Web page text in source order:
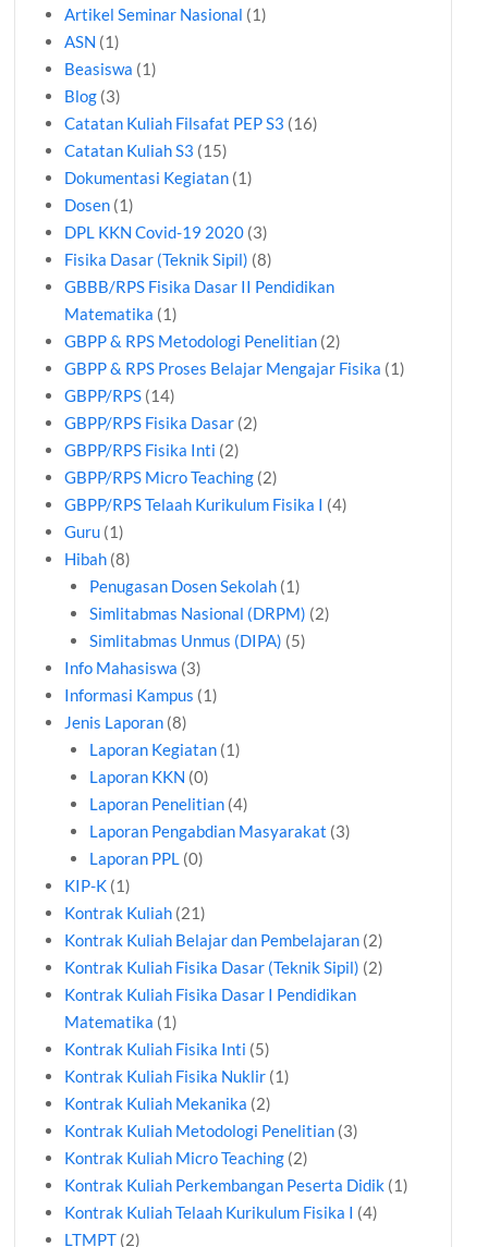
Artikel Seminar Nasional (1)
ASN (1)
Beasiswa (1)
Blog (3)
Catatan Kuliah Filsafat PEP S3 (16)
Catatan Kuliah S3 (15)
Dokumentasi Kegiatan (1)
Dosen (1)
DPL KKN Covid-19 2020 (3)
Fisika Dasar (Teknik Sipil) (8)
GBBB/RPS Fisika Dasar II Pendidikan
Matematika (1)
GBPP & RPS Metodologi Penelitian (2)
GBPP & RPS Proses Belajar Mengajar Fisika (1)
GBPP/RPS (14)
GBPP/RPS Fisika Dasar (2)
GBPP/RPS Fisika Inti (2)
GBPP/RPS Micro Teaching (2)
GBPP/RPS Telaah Kurikulum Fisika I (4)
Guru (1)
Hibah (8)
Penugasan Dosen Sekolah(1)
Simlitabmas Nasional (DRPM) (2)
Simlitabmas Unmus (DIPA) (5)
Info Mahasiswa (3)
Informasi Kampus (1)
Jenis Laporan (8)
Laporan Kegiatan(1)
Laporan KKN (0)
Laporan Penelitian(4)
Laporan Pengabdian Masyarakat (3)
Laporan PPL(0)
KIP-K (1)
Kontrak Kuliah (21)
Kontrak Kuliah Belajar dan Pembelajaran (2)
Kontrak Kuliah Fisika Dasar (Teknik Sipil) (2)
Kontrak Kuliah Fisika Dasar I Pendidikan
Matematika (1)
Kontrak Kuliah Fisika Inti (5)
Kontrak Kuliah Fisika Nuklir (1)
Kontrak Kuliah Mekanika (2)
Kontrak Kuliah Metodologi Penelitian (3)
Kontrak Kuliah Micro Teaching (2)
Kontrak Kuliah Perkembangan Peserta Didik (1)
Kontrak Kuliah Telaah Kurikulum Fisika I (4)
LTMPT (2)